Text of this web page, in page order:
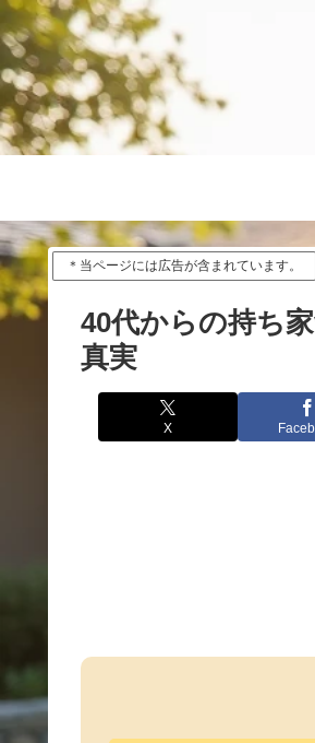
＊当ページには広告が含まれています。
40代からの持ち
真実
X